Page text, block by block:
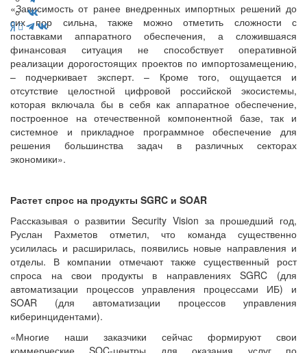
«Зависимость от ранее внедренных импортных решений до
сих пор сильна, также можно отметить сложности с
поставками аппаратного обеспечения, а сложившаяся
финансовая ситуация не способствует оперативной
реализации дорогостоящих проектов по импортозамещению,
– подчеркивает эксперт. – Кроме того, ощущается и
отсутствие целостной цифровой российской экосистемы,
которая включала бы в себя как аппаратное обеспечение,
построенное на отечественной компонентной базе, так и
системное и прикладное программное обеспечение для
решения большинства задач в различных секторах
экономики».
Растет спрос на продукты SGRC и SOAR
Рассказывая о развитии Security Vision за прошедший год,
Руслан Рахметов отметил, что команда существенно
усилилась и расширилась, появились новые направления и
отделы. В компании отмечают также существенный рост
спроса на свои продукты в направлениях SGRC (для
автоматизации процессов управления процессами ИБ) и
SOAR (для автоматизации процессов управления
киберинцидентами).
«Многие наши заказчики сейчас формируют свои
коммерческие SOC-центры для оказания услуг по